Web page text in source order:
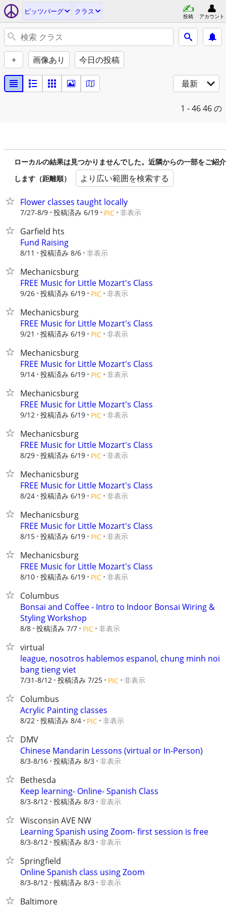
ピッツバーグ クラス
投稿 アカウント
+ 画像あり 今日の投稿
最新
1 - 4646 の
ローカルの結果は見つかりませんでした。近隣からの一部をご紹介
します（距離順）
より広い範囲を検索する
Flower classes taught locally
7/27-8/9 投稿済み 6/19 PIC 非表示
Garfield hts
Fund Raising
8/11 投稿済み 8/6 非表示
Mechanicsburg
FREE Music for Little Mozart's Class
9/26 投稿済み 6/19 PIC 非表示
Mechanicsburg
FREE Music for Little Mozart's Class
9/21 投稿済み 6/19 PIC 非表示
Mechanicsburg
FREE Music for Little Mozart's Class
9/14 投稿済み 6/19 PIC 非表示
Mechanicsburg
FREE Music for Little Mozart's Class
9/12 投稿済み 6/19 PIC 非表示
Mechanicsburg
FREE Music for Little Mozart's Class
8/29 投稿済み 6/19 PIC 非表示
Mechanicsburg
FREE Music for Little Mozart's Class
8/24 投稿済み 6/19 PIC 非表示
Mechanicsburg
FREE Music for Little Mozart's Class
8/15 投稿済み 6/19 PIC 非表示
Mechanicsburg
FREE Music for Little Mozart's Class
8/10 投稿済み 6/19 PIC 非表示
Columbus
Bonsai and Coffee - Intro to Indoor Bonsai Wiring &
Styling Workshop
8/8 投稿済み 7/7 PIC 非表示
virtual
league, nosotros hablemos espanol, chung minh noi
bang tieng viet
7/31-8/12 投稿済み 7/25 PIC 非表示
Columbus
Acrylic Painting classes
8/22 投稿済み 8/4 PIC 非表示
DMV
Chinese Mandarin Lessons (virtual or In-Person)
8/3-8/16 投稿済み 8/3 非表示
Bethesda
Keep learning- Online- Spanish Class
8/3-8/12 投稿済み 8/3 非表示
Wisconsin AVE NW
Learning Spanish using Zoom- first session is free
8/3-8/12 投稿済み 8/3 非表示
Springfield
Online Spanish class using Zoom
8/3-8/12 投稿済み 8/3 非表示
Baltimore